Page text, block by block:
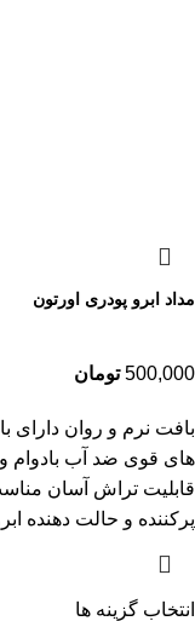
مداد ابرو پودری اورتون
500,000 تومان
بافت نرم و روان دارای
های قوی ضد آب بادوام
قابلیت تراش آسان
پرکننده و حالت دهنده
انتخاب گزینه ها